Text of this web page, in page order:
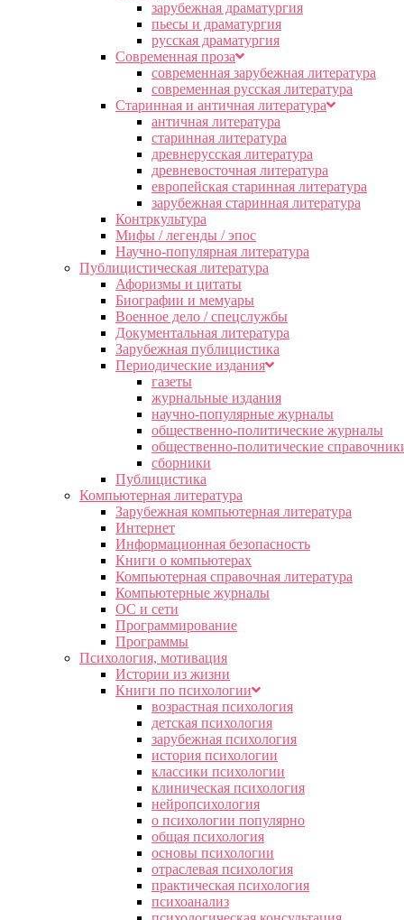
зарубежная драматургия
пьесы и драматургия
русская драматургия
Современная проза
современная зарубежная литература
современная русская литература
Старинная и античная литература
античная литература
старинная литература
древнерусская литература
древневосточная литература
европейская старинная литература
зарубежная старинная литература
Контркультура
Мифы / легенды / эпос
Научно-популярная литература
Публицистическая литература
Афоризмы и цитаты
Биографии и мемуары
Военное дело / спецслужбы
Документальная литература
Зарубежная публицистика
Периодические издания
газеты
журнальные издания
научно-популярные журналы
общественно-политические журналы
общественно-политические
сборники
Публицистика
Компьютерная литература
Зарубежная компьютерная литература
Интернет
Информационная безопасность
Книги о компьютерах
Компьютерная справочная литература
Компьютерные журналы
ОС и сети
Программирование
Программы
Психология, мотивация
Истории из жизни
Книги по психологии
возрастная психология
детская психология
зарубежная психология
история психологии
классики психологии
клиническая психология
нейропсихология
о психологии популярно
общая психология
основы психологии
отраслевая психология
практическая психология
психоанализ